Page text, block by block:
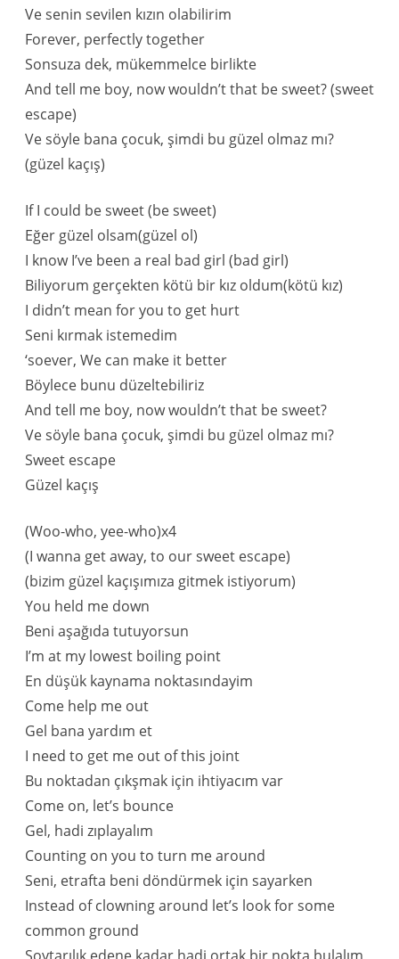
Ve senin sevilen kızın olabilirim
Forever, perfectly together
Sonsuza dek, mükemmelce birlikte
And tell me boy, now wouldn’t that be sweet? (sweet
escape)
Ve söyle bana çocuk, şimdi bu güzel olmaz mı?
(güzel kaçış)
If I could be sweet (be sweet)
Eğer güzel olsam(güzel ol)
I know I’ve been a real bad girl (bad girl)
Biliyorum gerçekten kötü bir kız oldum(kötü kız)
I didn’t mean for you to get hurt
Seni kırmak istemedim
‘soever, We can make it better
Böylece bunu düzeltebiliriz
And tell me boy, now wouldn’t that be sweet?
Ve söyle bana çocuk, şimdi bu güzel olmaz mı?
Sweet escape
Güzel kaçış
(Woo-who, yee-who)x4
(I wanna get away, to our sweet escape)
(bizim güzel kaçışımıza gitmek istiyorum)
You held me down
Beni aşağıda tutuyorsun
I’m at my lowest boiling point
En düşük kaynama noktasındayim
Come help me out
Gel bana yardım et
I need to get me out of this joint
Bu noktadan çıkşmak için ihtiyacım var
Come on, let’s bounce
Gel, hadi zıplayalım
Counting on you to turn me around
Seni, etrafta beni döndürmek için sayarken
Instead of clowning around let’s look for some
common ground